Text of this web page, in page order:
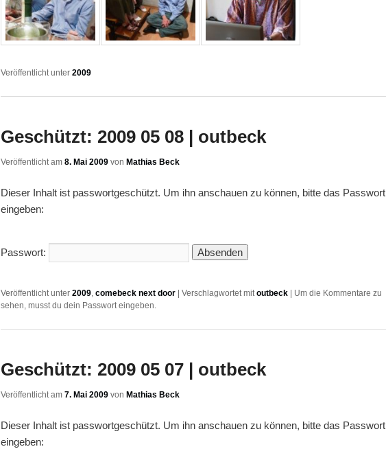
Veröffentlicht unter 2009
Geschützt: 2009 05 08 | outbeck
Veröffentlicht am 8. Mai 2009 von Mathias Beck
Dieser Inhalt ist passwortgeschützt. Um ihn anschauen zu können, bitte das Passwort
eingeben:
Passwort:
Veröffentlicht unter 2009, comebeck next door Verschlagwortet mit outbeck
Um die Kommentare zu
sehen, musst du dein Passwort eingeben.
Geschützt: 2009 05 07 | outbeck
Veröffentlicht am 7. Mai 2009 von Mathias Beck
Dieser Inhalt ist passwortgeschützt. Um ihn anschauen zu können, bitte das Passwort
eingeben: